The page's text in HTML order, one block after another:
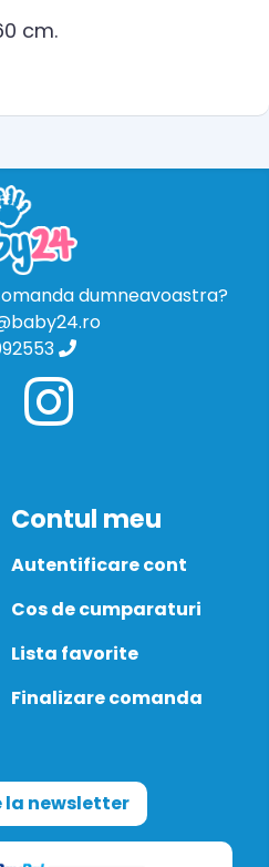
cm.
dumneavoastra?
Contul meu
Autentificare cont
Cos de cumparaturi
Lista favorite
Finalizare comanda
newsletter